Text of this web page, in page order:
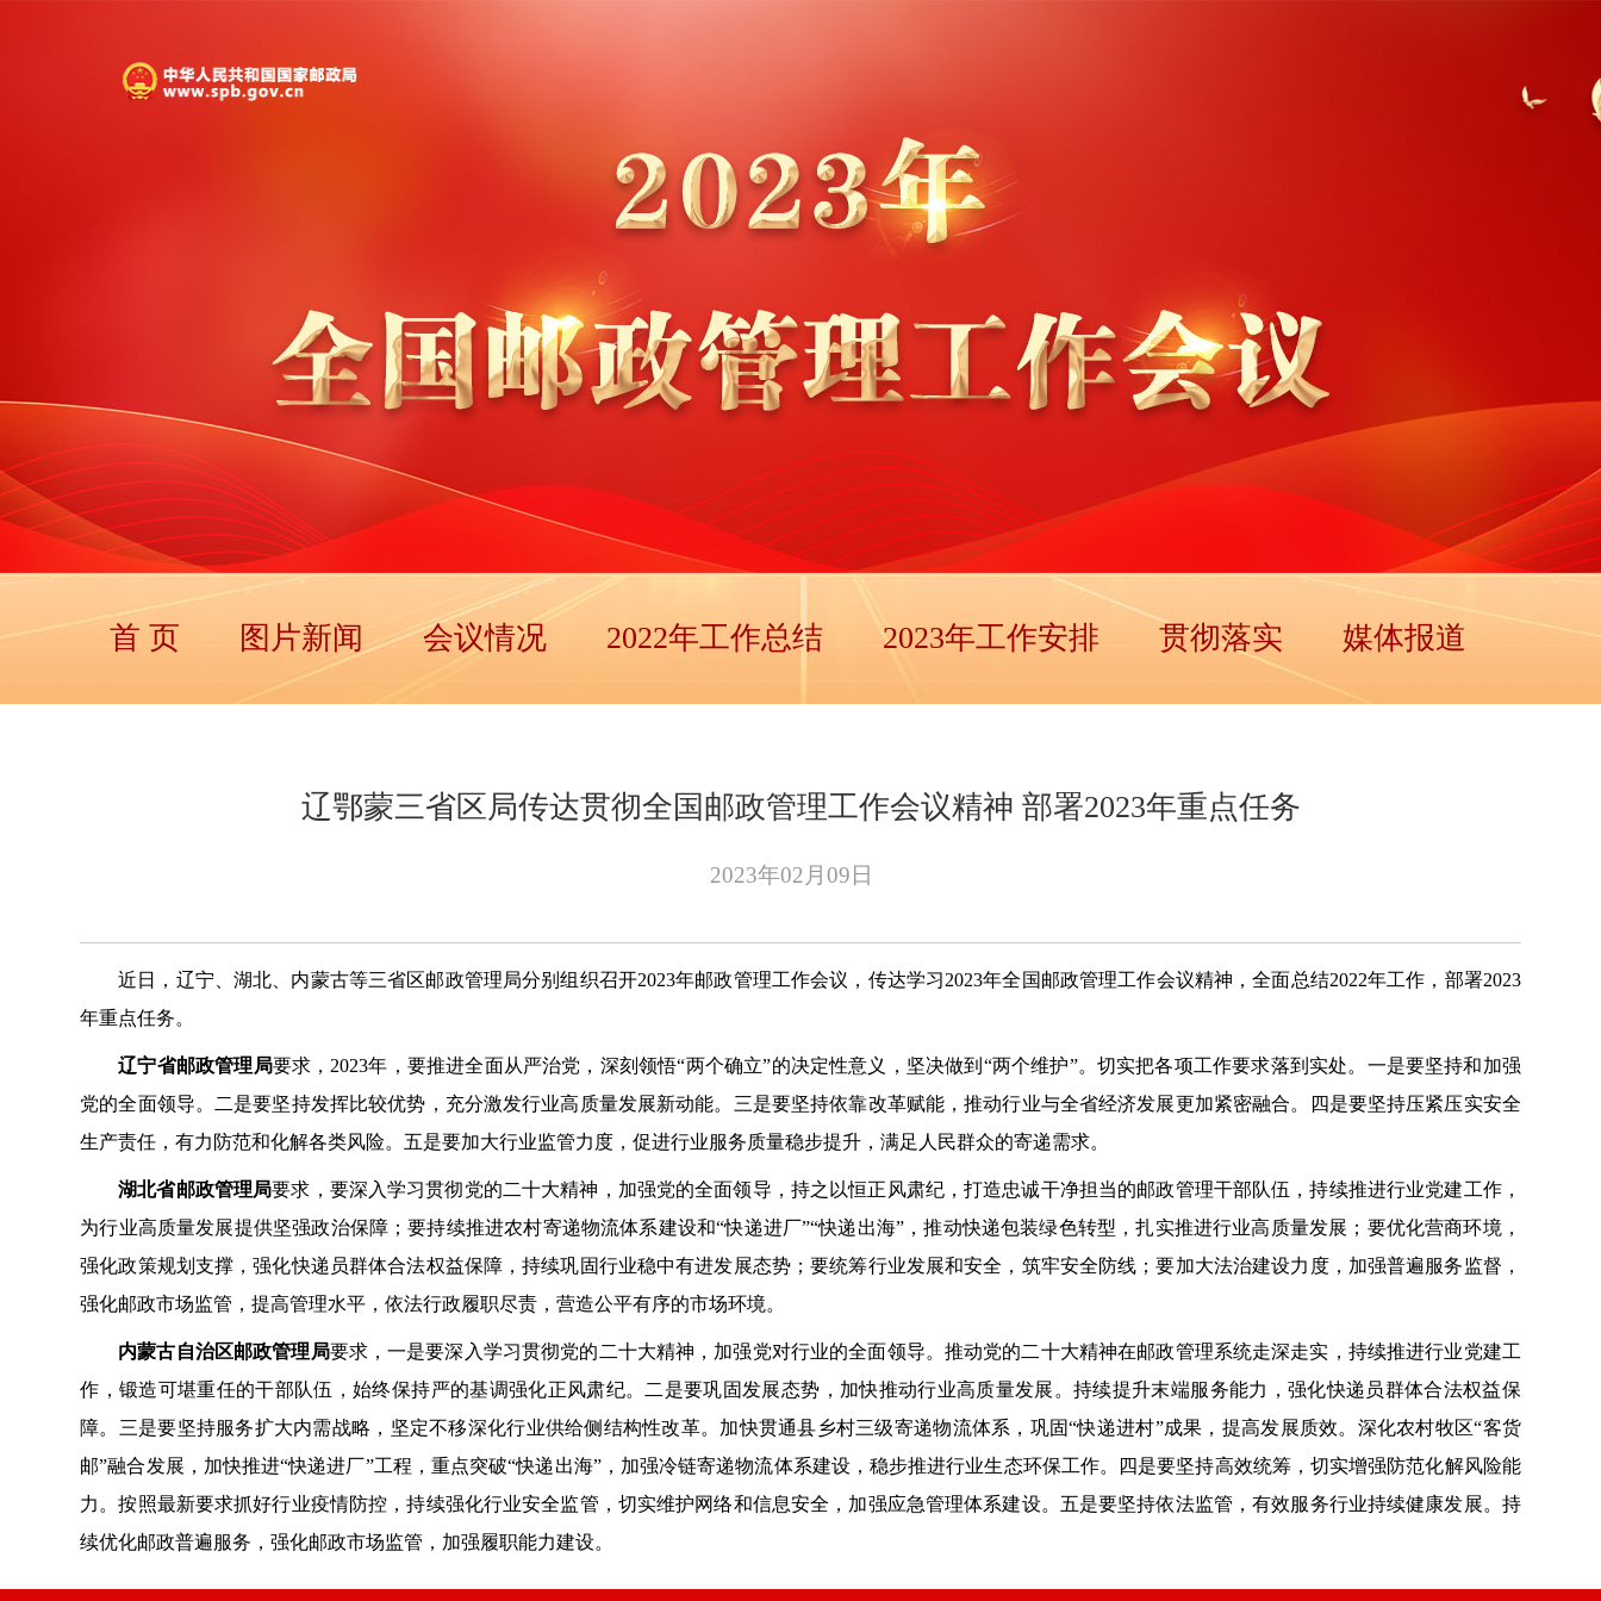
首 页 图片新闻 会议情况 2022年工作总结 2023年工作安排 贯彻落实 媒体报道
辽鄂蒙三省区局传达贯彻全国邮政管理工作会议精神 部署2023年重点任务
2023年02月09日
近日，辽宁、湖北、内蒙古等三省区邮政管理局分别组织召开2023年邮政管理工作会议，传达学习2023年全国邮政管理工作会议精神，全面总结2022年工作，部署2023
年重点任务。
辽宁省邮政管理局要求，2023年，要推进全面从严治党，深刻领悟“两个确立”的决定性意义，坚决做到“两个维护”。切实把各项工作要求落到实处。一是要坚持和加强
党的全面领导。二是要坚持发挥比较优势，充分激发行业高质量发展新动能。三是要坚持依靠改革赋能，推动行业与全省经济发展更加紧密融合。四是要坚持压紧压实安全
生产责任，有力防范和化解各类风险。五是要加大行业监管力度，促进行业服务质量稳步提升，满足人民群众的寄递需求。
湖北省邮政管理局要求，要深入学习贯彻党的二十大精神，加强党的全面领导，持之以恒正风肃纪，打造忠诚干净担当的邮政管理干部队伍，持续推进行业党建工作，
为行业高质量发展提供坚强政治保障；要持续推进农村寄递物流体系建设和“快递进厂”“快递出海”，推动快递包装绿色转型，扎实推进行业高质量发展；要优化营商环境，
强化政策规划支撑，强化快递员群体合法权益保障，持续巩固行业稳中有进发展态势；要统筹行业发展和安全，筑牢安全防线；要加大法治建设力度，加强普遍服务监督，
强化邮政市场监管，提高管理水平，依法行政履职尽责，营造公平有序的市场环境。
内蒙古自治区邮政管理局要求，一是要深入学习贯彻党的二十大精神，加强党对行业的全面领导。推动党的二十大精神在邮政管理系统走深走实，持续推进行业党建工
作，锻造可堪重任的干部队伍，始终保持严的基调强化正风肃纪。二是要巩固发展态势，加快推动行业高质量发展。持续提升末端服务能力，强化快递员群体合法权益保
障。三是要坚持服务扩大内需战略，坚定不移深化行业供给侧结构性改革。加快贯通县乡村三级寄递物流体系，巩固“快递进村”成果，提高发展质效。深化农村牧区“客货
邮”融合发展，加快推进“快递进厂”工程，重点突破“快递出海”，加强冷链寄递物流体系建设，稳步推进行业生态环保工作。四是要坚持高效统筹，切实增强防范化解风险能
力。按照最新要求抓好行业疫情防控，持续强化行业安全监管，切实维护网络和信息安全，加强应急管理体系建设。五是要坚持依法监管，有效服务行业持续健康发展。持
续优化邮政普遍服务，强化邮政市场监管，加强履职能力建设。